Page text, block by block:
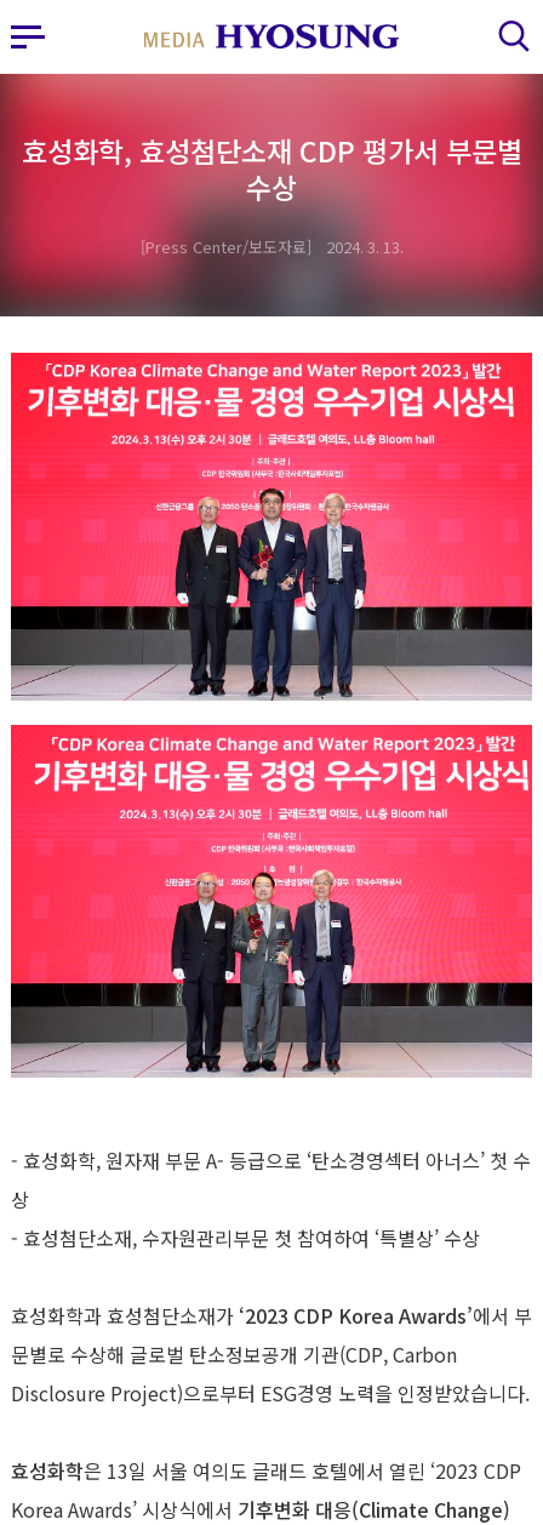
MY FRIEND HYOSUNG
사이드바 열기 검색 레이어 열기
효성화학, 효성첨단소재 CDP 평가서 부문별
수상
Press Center/보도자료 2024. 3. 13.
- 효성화학, 원자재 부문 A- 등급으로 ‘탄소경영섹터 아너스’ 첫 수
상
- 효성첨단소재, 수자원관리부문 첫 참여하여 ‘특별상’ 수상
효성화학과 효성첨단소재가 ‘2023 CDP Korea Awards’에서 부
문별로 수상해 글로벌 탄소정보공개 기관(CDP, Carbon
Disclosure Project)으로부터 ESG경영 노력을 인정받았습니다.
효성화학은 13일 서울 여의도 글래드 호텔에서 열린 ‘2023 CDP
Korea Awards’ 시상식에서 기후변화 대응(Climate Change)